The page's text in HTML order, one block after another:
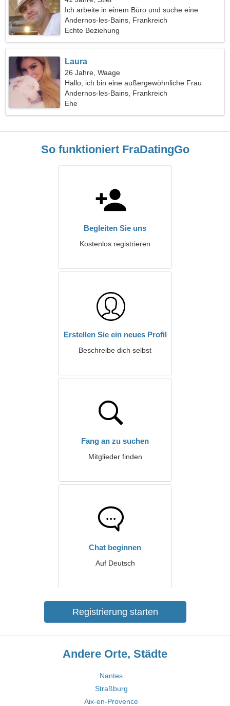
Ich arbeite in einem Büro und suche eine
qualifizierte Frau
Andernos-les-Bains, Frankreich
Echte Beziehung
Laura
26 Jahre, Waage
Hallo, ich bin eine außergewöhnliche Frau
Andernos-les-Bains, Frankreich
Ehe
So funktioniert FraDatingGo
Begleiten Sie uns
Kostenlos registrieren
Erstellen Sie ein neues Profil
Beschreibe dich selbst
Fang an zu suchen
Mitglieder finden
Chat beginnen
Auf Deutsch
Registrierung starten
Andere Orte, Städte
Nantes
Straßburg
Aix-en-Provence